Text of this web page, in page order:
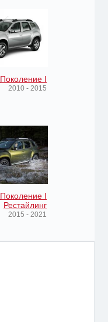
Поколение I
2010 - 2015
Поколение I
Рестайлинг
2015 - 2021